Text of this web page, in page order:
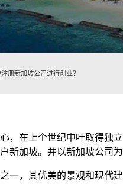
册新加坡公司进行创业？
，在上个世纪中叶取得独
新加坡。并以新加坡公司
一，其优美的景观和现代